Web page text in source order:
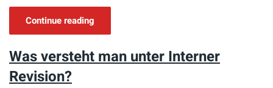
Continue reading
Was versteht man unter Interner
Revision?